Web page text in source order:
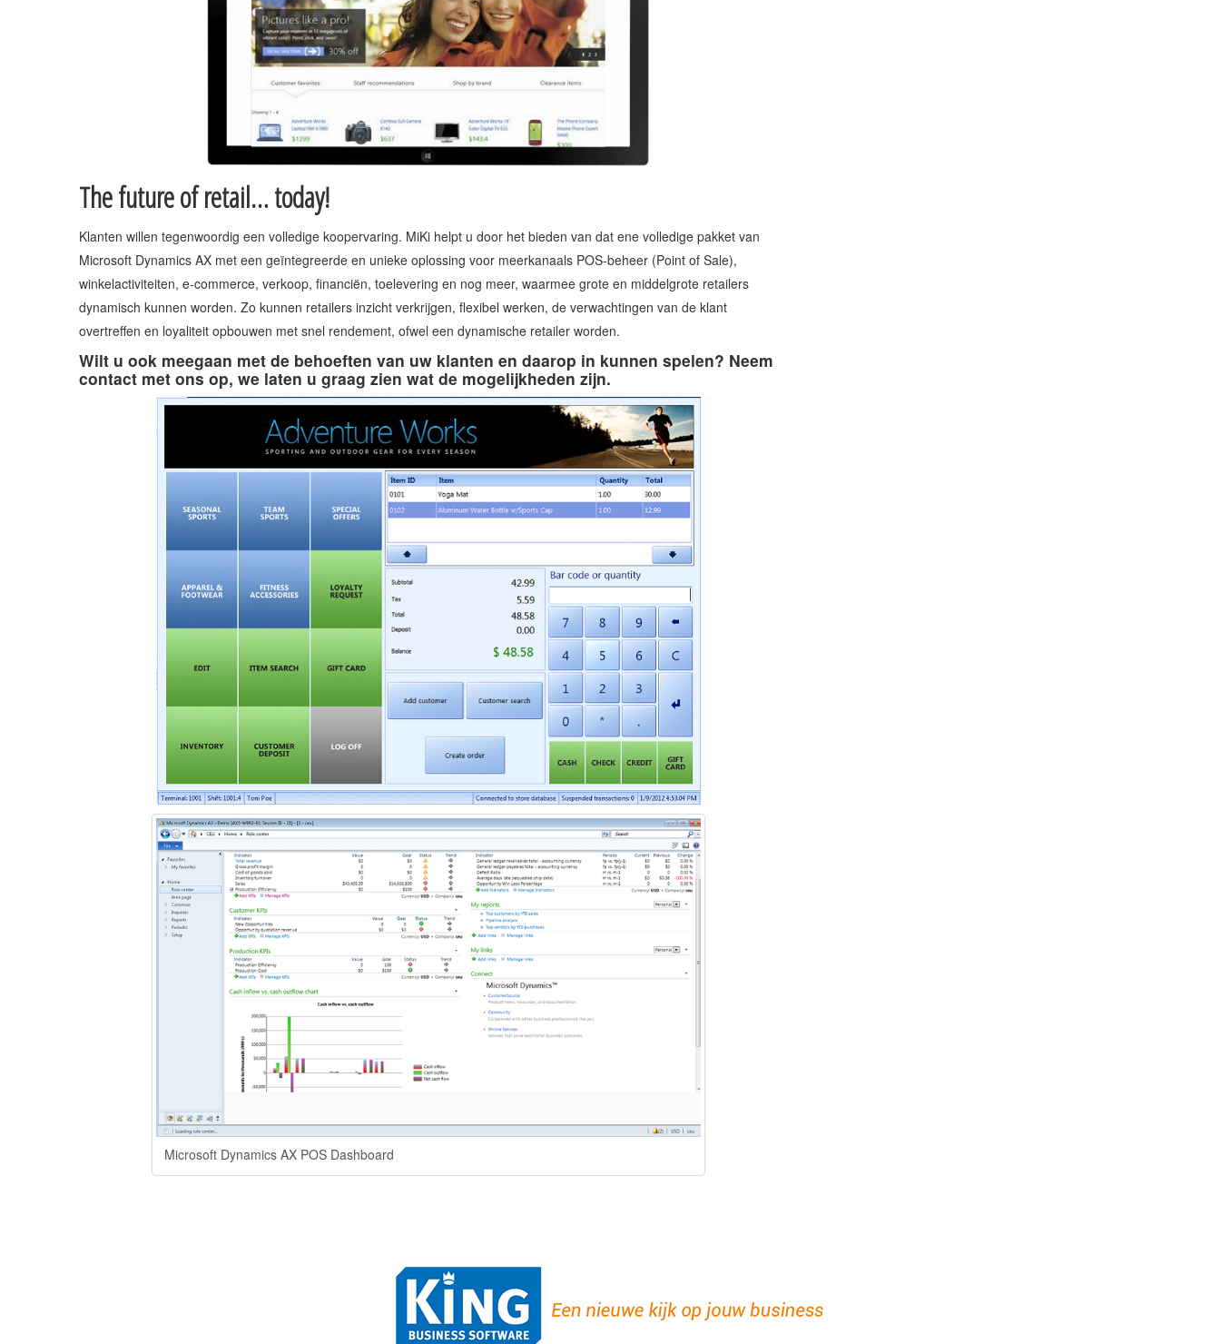
The future of retail… today!
Klanten willen tegenwoordig een volledige koopervaring. MiKi helpt u door het bieden van dat ene volledige pakket van
Microsoft Dynamics AX met een geïntegreerde en unieke oplossing voor meerkanaals POS-beheer (Point of Sale),
winkelactiviteiten, e-commerce, verkoop, financiën, toelevering en nog meer, waarmee grote en middelgrote retailers
dynamisch kunnen worden. Zo kunnen retailers inzicht verkrijgen, flexibel werken, de verwachtingen van de klant
overtreffen en loyaliteit opbouwen met snel rendement, ofwel een dynamische retailer worden.
Wilt u ook meegaan met de behoeften van uw klanten en daarop in kunnen spelen? Neem
contact met ons op, we laten u graag zien wat de mogelijkheden zijn.
Microsoft Dynamics AX POS Dashboard